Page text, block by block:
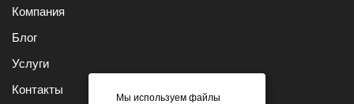
Компания
Блог
Услуги
Контакты
Мы используем файлы